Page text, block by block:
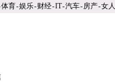
体育-娱乐-财经-IT-汽车-房产-女人